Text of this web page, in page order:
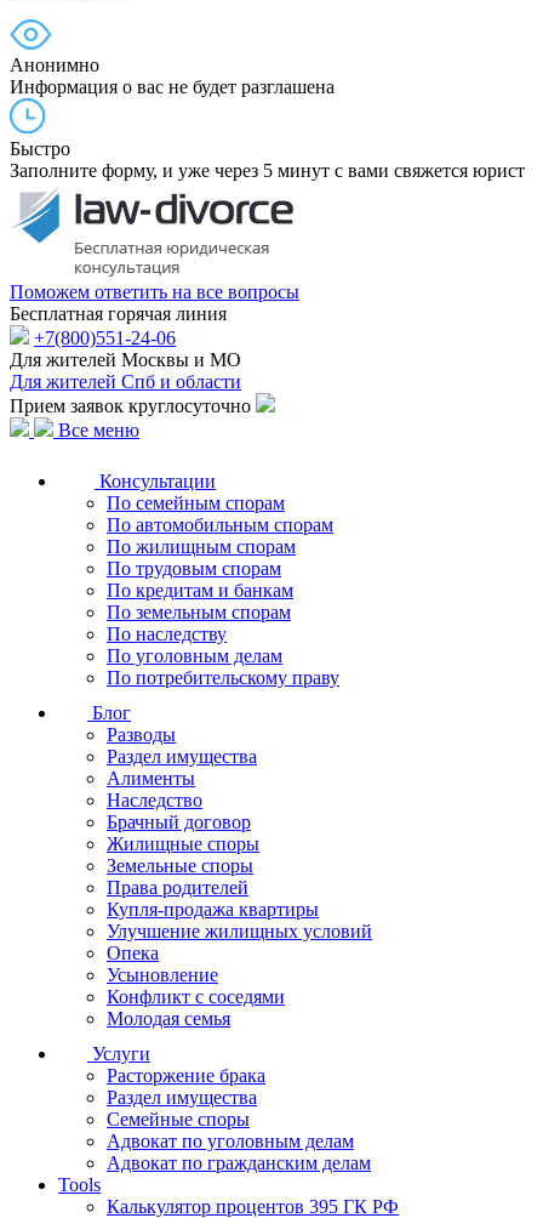
Анонимно
Информация о вас не будет разглашена
Быстро
Заполните форму, и уже через 5 минут с вами свяжется юрист
Поможем ответить на все вопросы
Бесплатная горячая линия
+7(800)551-24-06
Для жителей Москвы и МО
Для жителей Спб и области
Прием заявок круглосуточно
Все меню
Консультации
По семейным спорам
По автомобильным спорам
По жилищным спорам
По трудовым спорам
По кредитам и банкам
По земельным спорам
По наследству
По уголовным делам
По потребительскому праву
Блог
Разводы
Раздел имущества
Алименты
Наследство
Брачный договор
Жилищные споры
Земельные споры
Права родителей
Купля-продажа квартиры
Улучшение жилищных условий
Опека
Усыновление
Конфликт с соседями
Молодая семья
Услуги
Расторжение брака
Раздел имущества
Семейные споры
Адвокат по уголовным делам
Адвокат по гражданским делам
Tools
Калькулятор процентов 395 ГК РФ